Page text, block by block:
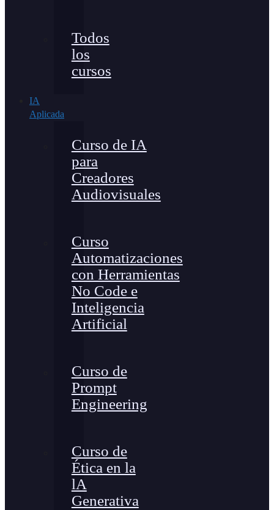
Todos
los
cursos
IA
Aplicada
Curso de IA
para
Creadores
Audiovisuales
Curso
Automatizaciones
con Herramientas
No Code e
Inteligencia
Artificial
Curso de
Prompt
Engineering
Curso de
Ética en la
lA
Generativa